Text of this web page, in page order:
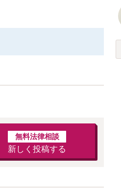
無料法律相談
新しく投稿する